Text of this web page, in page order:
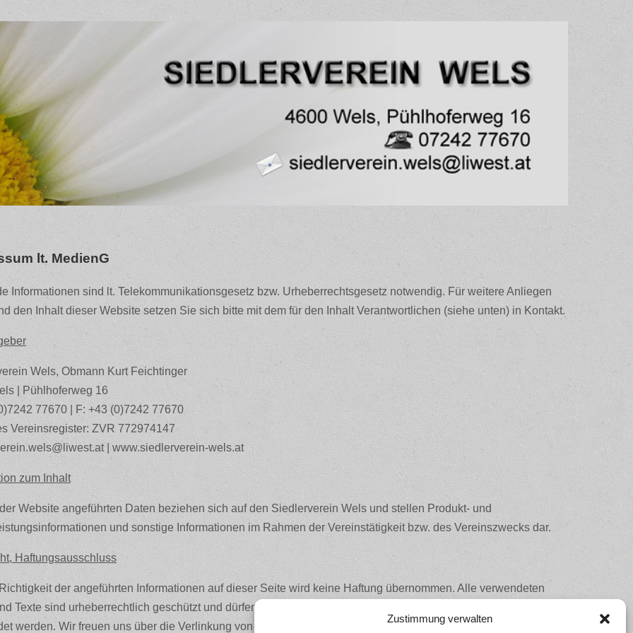
Zustimmung verwalten
Geräteverleih Vorteile für Mitglieder Impressum
lt. MedienG
Informationen sind lt. Telekommunikationsgesetz bzw. Urheberrechtsgesetz notwendig. Für weitere Anliegen
den Inhalt dieser Website setzen Sie sich bitte mit dem für den Inhalt Verantwortlichen (siehe unten) in Kontakt.
Wels, Obmann Kurt Feichtinger
| Pühlhoferweg 16
77670 | F: +43 (0)7242 77670
Vereinsregister: ZVR 772974147
| www.siedlerverein-wels.at
zum Inhalt
Website angeführten Daten beziehen sich auf den Siedlerverein Wels und stellen Produkt- und
und sonstige Informationen im Rahmen der Vereinstätigkeit bzw. des Vereinszwecks dar.
Haftungsausschluss
der angeführten Informationen auf dieser Seite wird keine Haftung übernommen. Alle verwendeten
Texte sind urheberrechtlich geschützt und dürfen ohne vorherige Zustimmung des Siedlerverein Wels nicht
werden. Wir freuen uns über die Verlinkung von anderen Seiten, insofern diese nicht den Eindruck erwecken,